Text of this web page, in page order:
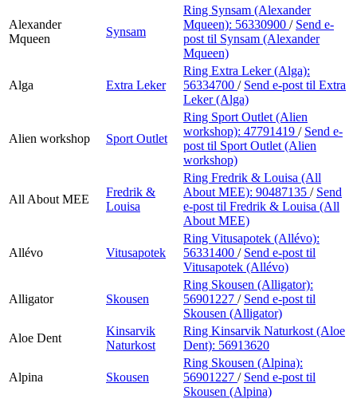
Alexander
Mqueen
Synsam
Ring Synsam (Alexander
Mqueen): 56330900 / Send e-
post til Synsam (Alexander
Mqueen)
Alga Extra Leker
Ring Extra Leker (Alga):
56334700 / Send e-post til Extra
Leker (Alga)
Alien workshop Sport Outlet
Ring Sport Outlet (Alien
workshop): 47791419 / Send e-
post til Sport Outlet (Alien
workshop)
All About MEE
Fredrik &
Louisa
Ring Fredrik & Louisa (All
About MEE): 90487135 / Send
e-post til Fredrik & Louisa (All
About MEE)
Allévo Vitusapotek
Ring Vitusapotek (Allévo):
56331400 / Send e-post til
Vitusapotek (Allévo)
Alligator Skousen
Ring Skousen (Alligator):
56901227 / Send e-post til
Skousen (Alligator)
Aloe Dent
Kinsarvik
Naturkost
Ring Kinsarvik Naturkost (Aloe
Dent): 56913620
Alpina Skousen
Ring Skousen (Alpina):
56901227 / Send e-post til
Skousen (Alpina)